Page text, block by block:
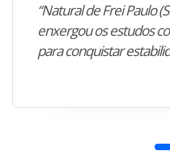
“Natural de Frei Paulo
enxergou os estudos
para conquistar